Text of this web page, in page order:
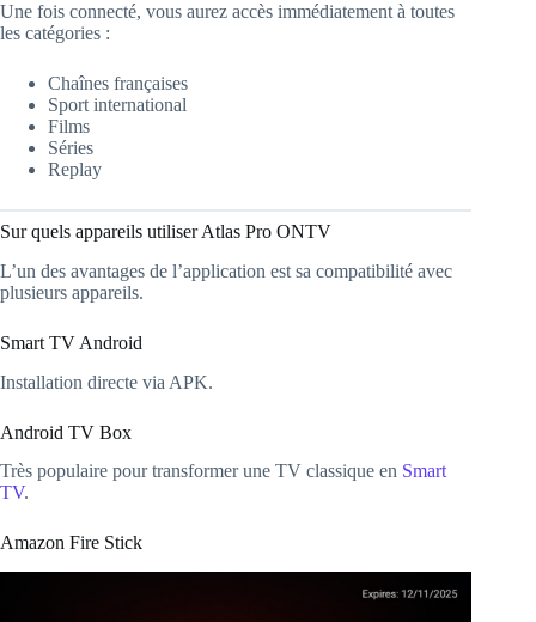
Une fois connecté, vous aurez accès immédiatement à toutes
les catégories :
Chaînes françaises
Sport international
Films
Séries
Replay
Sur quels appareils utiliser Atlas Pro ONTV
L’un des avantages de l’application est sa compatibilité avec
plusieurs appareils.
Smart TV Android
Installation directe via APK.
Android TV Box
Très populaire pour transformer une TV classique en Smart
TV.
Amazon Fire Stick